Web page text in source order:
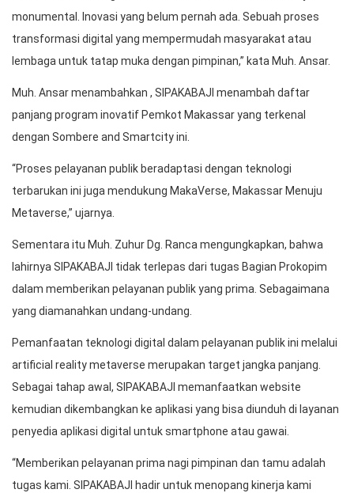
monumental. Inovasi yang belum pernah ada. Sebuah proses
transformasi digital yang mempermudah masyarakat atau
lembaga untuk tatap muka dengan pimpinan,” kata Muh. Ansar.
Muh. Ansar menambahkan , SIPAKABAJI menambah daftar
panjang program inovatif Pemkot Makassar yang terkenal
dengan Sombere and Smartcity ini.
“Proses pelayanan publik beradaptasi dengan teknologi
terbarukan ini juga mendukung MakaVerse, Makassar Menuju
Metaverse,” ujarnya.
Sementara itu Muh. Zuhur Dg. Ranca mengungkapkan, bahwa
lahirnya SIPAKABAJI tidak terlepas dari tugas Bagian Prokopim
dalam memberikan pelayanan publik yang prima. Sebagaimana
yang diamanahkan undang-undang.
Pemanfaatan teknologi digital dalam pelayanan publik ini melalui
artificial reality metaverse merupakan target jangka panjang.
Sebagai tahap awal, SIPAKABAJI memanfaatkan website
kemudian dikembangkan ke aplikasi yang bisa diunduh di layanan
penyedia aplikasi digital untuk smartphone atau gawai.
“Memberikan pelayanan prima nagi pimpinan dan tamu adalah
tugas kami. SIPAKABAJI hadir untuk menopang kinerja kami